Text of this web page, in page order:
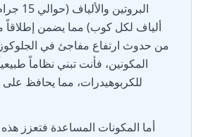
ألياف لكل كوب) مما يضمن إطلاقاً
من حدوث ارتفاع مفاجئ في
المكونين، فأنت تبني نظاماً
للكربوهيدرات، مما يحافظ
أما المكونات المساعدة فتعزز هذه